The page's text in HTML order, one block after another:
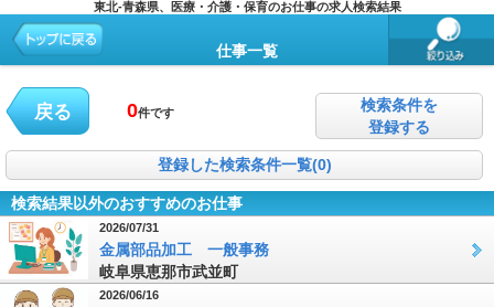
東北-青森県、医療・介護・保育のお仕事の求人検索結果
仕事一覧
戻る 0件です
検索条件を
登録する
登録した検索条件一覧(0)
検索結果以外のおすすめのお仕事
2026/07/31
金属部品加工 一般事務
岐阜県恵那市武並町
2026/06/16